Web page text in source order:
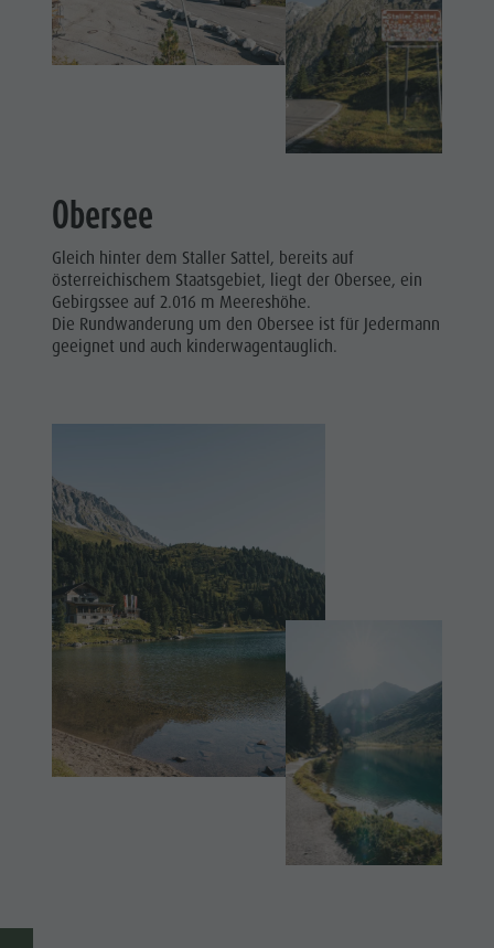
pianificare
&
prenotare
Punti
Obersee
Gleich hinter dem Staller Sattel, bereits auf
österreichischem Staatsgebiet, liegt der Obersee, ein
Gebirgssee auf 2.016 m Meereshöhe.
Die Rundwanderung um den Obersee ist für Jedermann
geeignet und auch kinderwagentauglich.